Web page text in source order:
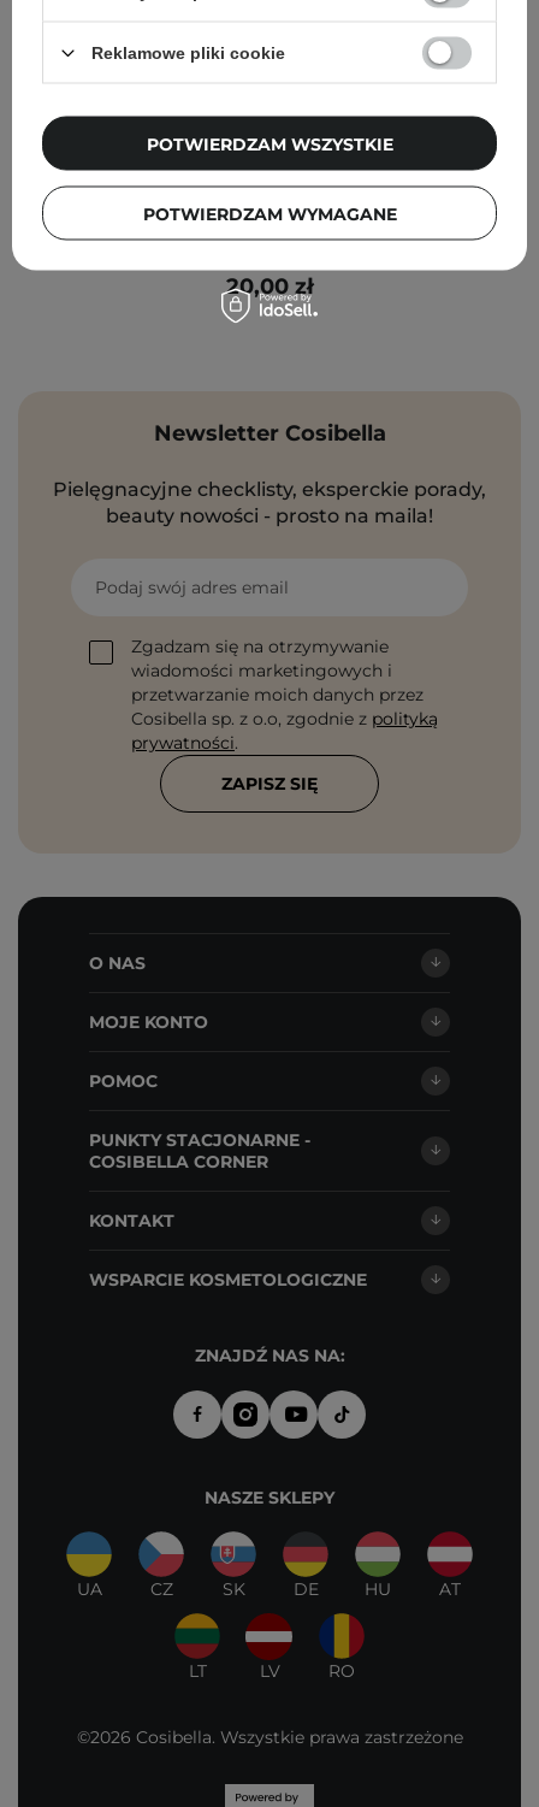
Natural Secrets - Mydło Lawendowo-Migdałowe - 100g
20,00 zł
Newsletter Cosibella
Pielęgnacyjne checklisty, eksperckie porady,
beauty nowości - prosto na maila!
Podaj swój adres email
Zgadzam się na otrzymywanie
wiadomości marketingowych i
przetwarzanie moich danych przez
Cosibella sp. z o.o, zgodnie z polityką
prywatności.
ZAPISZ SIĘ
O NAS
MOJE KONTO
POMOC
PUNKTY STACJONARNE -
COSIBELLA CORNER
KONTAKT
WSPARCIE KOSMETOLOGICZNE
ZNAJDŹ NAS NA:
NASZE SKLEPY
UA CZ SK DE HU AT
LT LV RO
©2026 Cosibella. Wszystkie prawa zastrzeżone
Reklamowe pliki cookie
POTWIERDZAM WYMAGANE
POTWIERDZAM WSZYSTKIE